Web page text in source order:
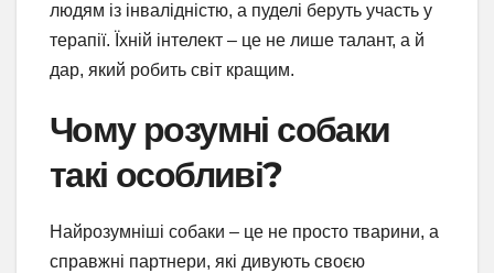
людям із інвалідністю, а пуделі беруть участь у
терапії. Їхній інтелект – це не лише талант, а й
дар, який робить світ кращим.
Чому розумні собаки
такі особливі?
Найрозумніші собаки – це не просто тварини, а
справжні партнери, які дивують своєю